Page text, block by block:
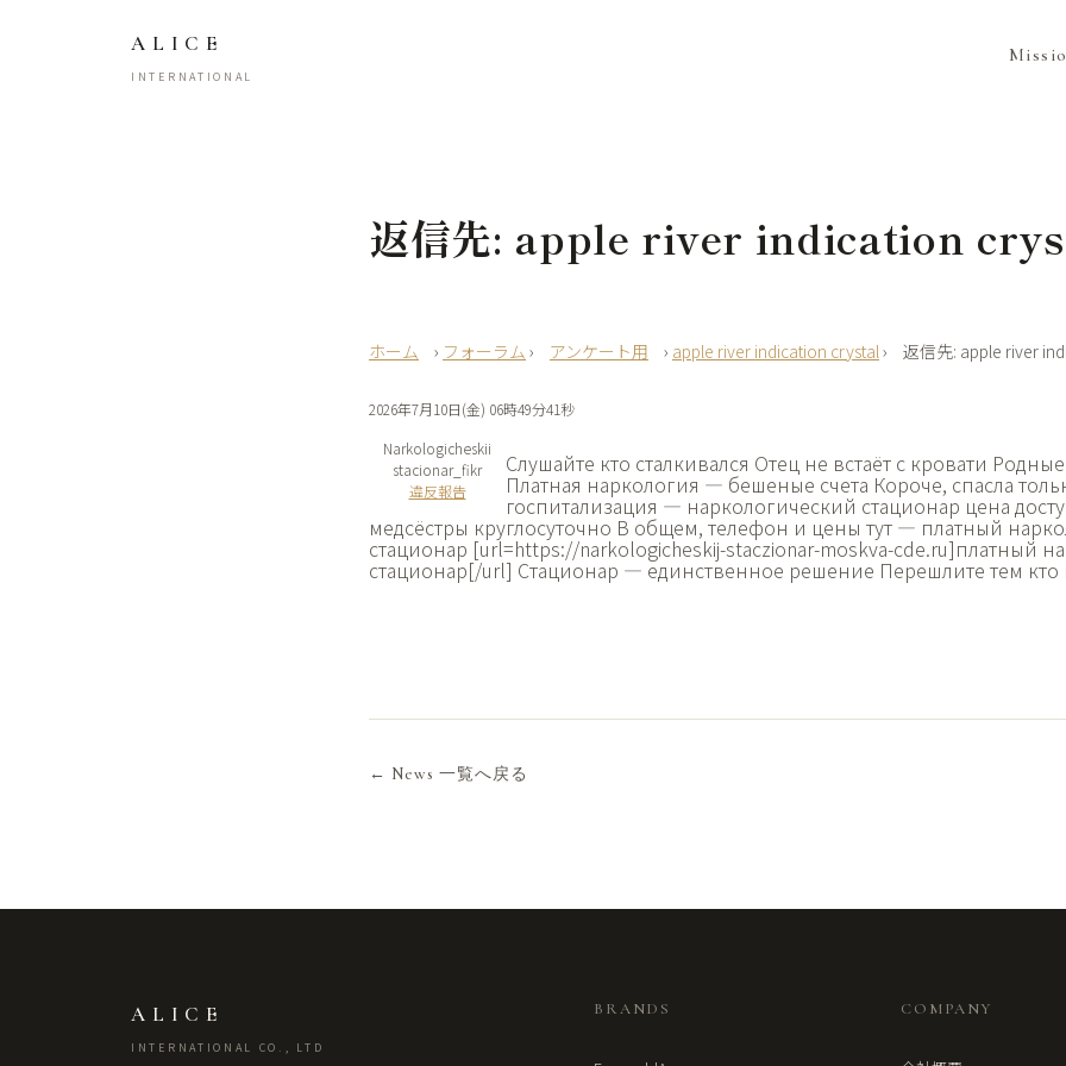
ALICE
INTERNATIONAL
返信先: apple river indication
› フォーラム › アンケート用 › apple river indication crystal› 返信先: apple river
2026年7月10日(金) 06時49分41秒
Narkologicheskii
stacionar_fikr
違反報告
Слушайте кто сталкивался Отец не встаёт с кровати
Платная наркология — бешеные счета Короче, спасла
госпитализация — наркологический стационар цена
медсёстры круглосуточно В общем, телефон и цены тут — платный
стационар [url=https://narkologicheskij-staczionar-moskva-cde.ru]платный
стационар[/url] Стационар — единственное решение Перешлите тем кто
← News 一覧へ戻る
ALICE
INTERNATIONAL CO., LTD
BRANDS COMPANY